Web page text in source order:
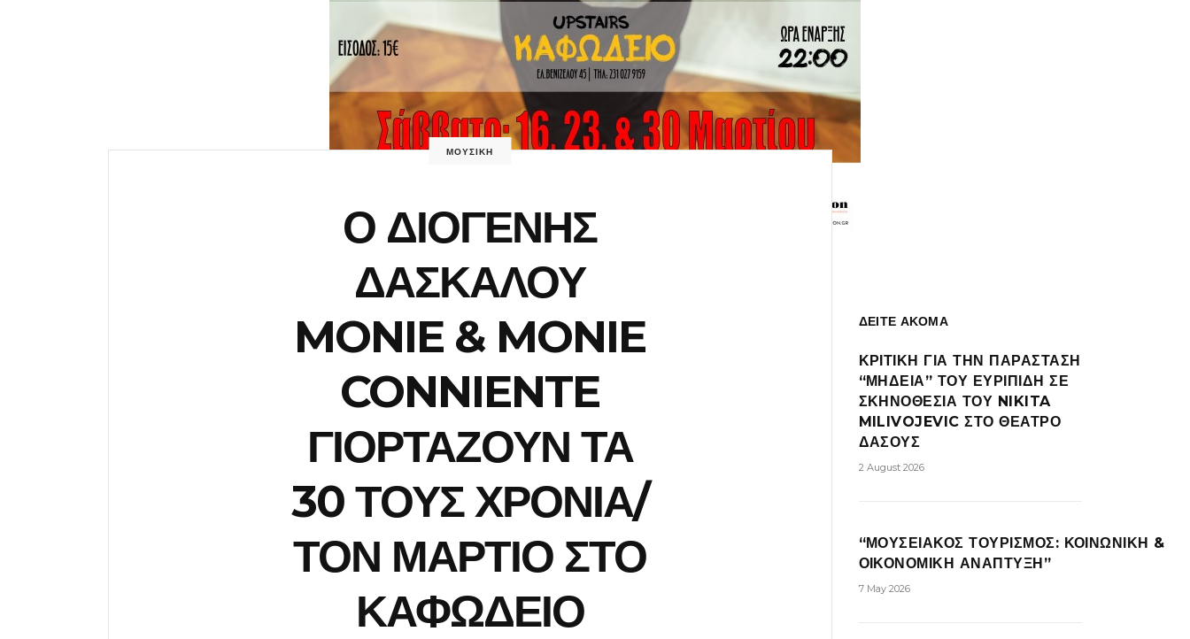
ΜΟΥΣΙΚΗ
Ο ΔΙΟΓΕΝΗΣ
ΔΑΣΚΑΛΟΥ
MONIE & MONIE
CONNIENTE
ΓΙΟΡΤΑΖΟΥΝ ΤΑ
30 ΤΟΥΣ ΧΡΟΝΙΑ/
ΤΟΝ ΜΑΡΤΙΟ ΣΤΟ
ΚΑΦΩΔΕΙΟ
ΔΕΙΤΕ ΑΚΟΜΑ
ΚΡΙΤΙΚΗ ΓΙΑ ΤΗΝ ΠΑΡΑΣΤΑΣΗ
“ΜΗΔΕΙΑ” ΤΟΥ ΕΥΡΙΠΙΔΗ ΣΕ
ΣΚΗΝΟΘΕΣΙΑ ΤΟΥ NIKITA
MILIVOJEVIC ΣΤΟ ΘΕΑΤΡΟ
ΔΑΣΟΥΣ
2 August 2026
“ΜΟΥΣΕΙΑΚΟΣ ΤΟΥΡΙΣΜΟΣ: ΚΟΙΝΩΝΙΚΗ &
ΟΙΚΟΝΟΜΙΚΗ ΑΝΑΠΤΥΞΗ”
7 May 2026